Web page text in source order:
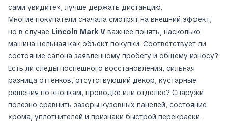
сами увидите», лучше держать дистанцию.
Многие покупатели сначала смотрят на внешний эффект,
но в случае Lincoln Mark V важнее понять, насколько
машина цельная как объект покупки. Соответствует ли
состояние салона заявленному пробегу и общему износу?
Есть ли следы поспешного восстановления, сильная
разница оттенков, отсутствующий декор, кустарные
решения по кнопкам, проводке или отделке? Снаружи
полезно сравнить зазоры кузовных панелей, состояние
хрома, уплотнителей и признаки быстрой перекраски.